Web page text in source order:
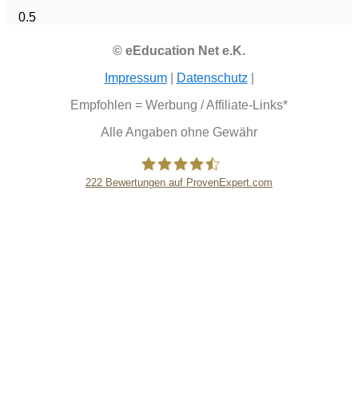
© eEducation Net e.K.
Impressum| Datenschutz
Empfohlen = Werbung / Affiliate-Links*
Alle Angaben ohne Gewähr
222 Bewertungen auf ProvenExpert.com